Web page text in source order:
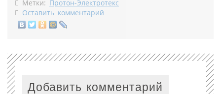
Метки: Протон-Электротекс
Оставить комментарий
Добавить комментарий